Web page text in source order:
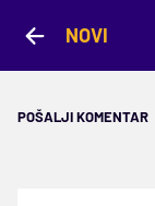
NOVI
POŠALJI KOMENTAR